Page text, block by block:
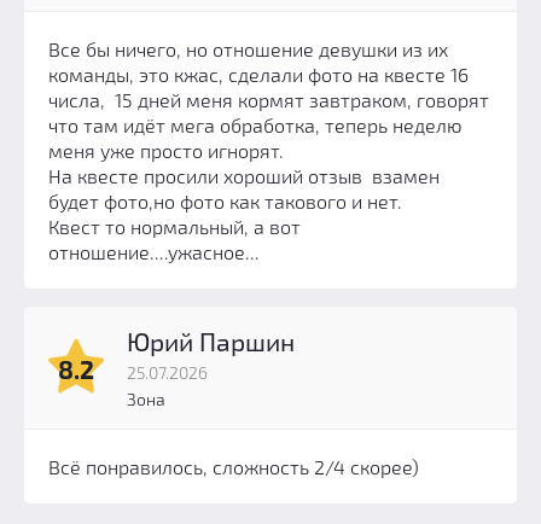
Все бы ничего, но отношение девушки из их
команды, это кжас, сделали фото на квесте 16
числа, 15 дней меня кормят завтраком, говорят
что там идёт мега обработка, теперь неделю
меня уже просто игнорят.
На квесте просили хороший отзыв взамен
будет фото,но фото как такового и нет.
Квест то нормальный, а вот
отношение....ужасное...
8.2
Юрий Паршин
25.07.2026
Зона
Всё понравилось, сложность 2/4 скорее)